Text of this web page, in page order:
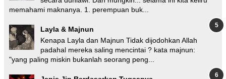
memahami maknanya. 1. perempuan buk...
Layla & Majnun
Kenapa Layla dan Majnun Tidak dijodohkan Allah
padahal mereka saling mencintai ? kata majnun:
"yang paling miskin bukanlah seorang peng...